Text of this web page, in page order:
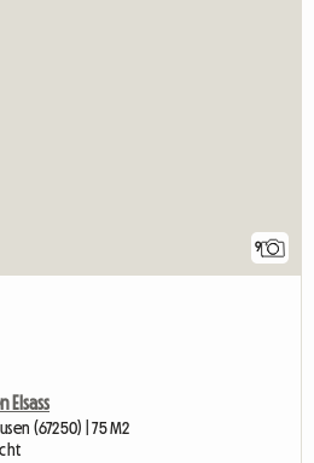
9
(67250) | 75 M2